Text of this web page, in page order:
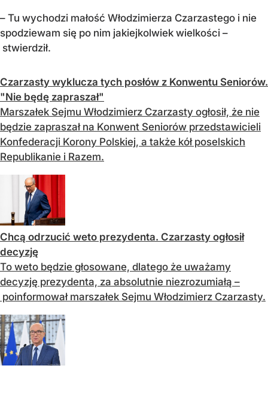
– Tu wychodzi małość Włodzimierza Czarzastego i nie
spodziewam się po nim jakiejkolwiek wielkości –
stwierdził.
Czarzasty wyklucza tych posłów z Konwentu Seniorów.
"Nie będę zapraszał"
Marszałek Sejmu Włodzimierz Czarzasty ogłosił, że nie
będzie zapraszał na Konwent Seniorów przedstawicieli
Konfederacji Korony Polskiej, a także kół poselskich
Republikanie i Razem.
Chcą odrzucić weto prezydenta. Czarzasty ogłosił
decyzję
To weto będzie głosowane, dlatego że uważamy
decyzję prezydenta, za absolutnie niezrozumiałą –
poinformował marszałek Sejmu Włodzimierz Czarzasty.